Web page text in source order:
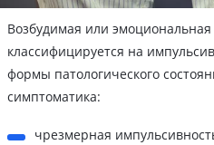
Возбудимая или эмоциональная
классифицируется на
формы патологического
симптоматика:
чрезмерная